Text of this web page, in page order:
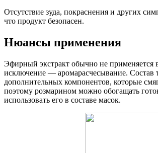
Отсутствие зуда, покраснения и других
что продукт безопасен.
Нюансы применения
Эфирный экстракт обычно не применяется
исключение — аромарасчесывание. Состав
дополнительных компонентов, которые
поэтому розмарином можно обогащать
использовать его в составе масок.